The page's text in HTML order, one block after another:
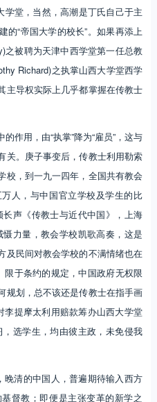
学堂，当然，高潮是丁氏自己于主
的“帝国大学的校长”。如果再添上
之被聘为天津中西学堂第一任总教
Richard)之执掌山西大学堂西学
主导权实际上几乎都掌握在传教士
用，由“执掌”降为“雇员”，这与
关。庚子事变后，传教士利用勒索
校，到一九一四年，全国共有教会
人，与中国官立学校及学生的比
声《传教士与近代中国》，上海
力量，教会学校凯歌高奏，这是
及民间对教会学校的不满情绪也在
限于条约的规定，中国政府无权限
规划，总不该还是传教士在指手画
提摩太利用赔款筹办山西大学堂
选学生，均由彼主政，未免侵我
清的中国人，普遍期待输入西方
督教；即便是主张变革的新学之